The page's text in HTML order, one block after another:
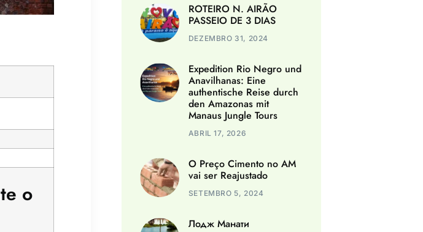
o
ROTEIRO N. AIRÃO
PASSEIO DE 3 DIAS
DEZEMBRO 31, 2024
Expedition Rio Negro und
Anavilhanas: Eine
authentische Reise durch
den Amazonas mit
Manaus Jungle Tours
ABRIL 17, 2026
O Preço Cimento no AM
vai ser Reajustado
SETEMBRO 5, 2024
Лодж Манати